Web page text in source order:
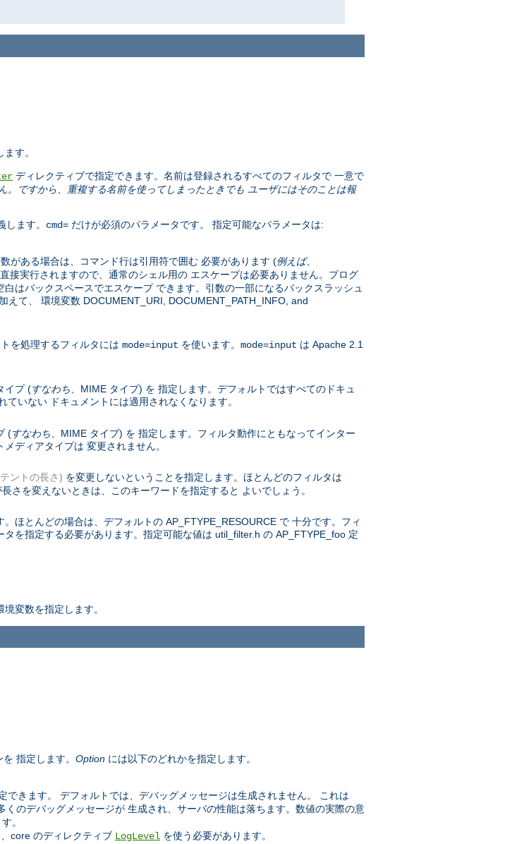
す。
ディレクティブで指定できます。名前は登録されるすべてのフィルタで 一意で
ですから、重複する名前を使ってしまったときでも ユーザにはそのことは報
ます。 cmd= だけが必須のパラメータです。 指定可能なパラメータは:
がある場合は、コマンド行は引用符で囲む 必要があります (例えば、
接実行されますので、通常のシェル用の エスケープは必要ありません。プログ
はバックスペースでエスケープ できます。引数の一部になるバックスラッシュ
て、 環境変数 DOCUMENT_URI, DOCUMENT_PATH_INFO, and
を処理するフィルタには mode=input を使います。 mode=input は Apache 2.1
イプ (すなわち 、MIME タイプ) を 指定します。デフォルトではすべてのドキュ
いない ドキュメントには適用されなくなります。
(すなわち 、MIME タイプ) を 指定します。フィルタ動作にともなってインター
ディアタイプは 変更されません。
ントの長さ) を変更しないということを指定します。ほとんどのフィルタは
を変えないときは、このキーワードを指定すると よいでしょう。
ほとんどの場合は、デフォルトの AP_FTYPE_RESOURCE で 十分です。フィ
を指定する必要があります。指定可能な値は util_filter.h の AP_FTYPE_foo 定
変数を指定します。
指定します。 Option には以下のどれかを指定します。
できます。 デフォルトでは、デバッグメッセージは生成されません。 これは
のデバッグメッセージが 生成され、サーバの性能は落ちます。数値の実際の意
。
core のディレクティブ LogLevel を使う必要があります。